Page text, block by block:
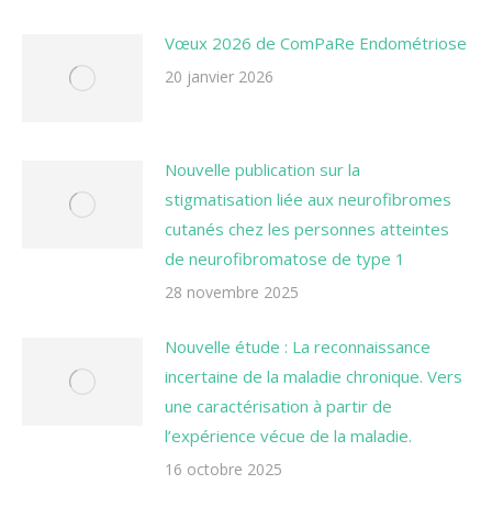
Vœux 2026 de ComPaRe Endométriose
20 janvier 2026
Nouvelle publication sur la
stigmatisation liée aux neurofibromes
cutanés chez les personnes atteintes
de neurofibromatose de type 1
28 novembre 2025
Nouvelle étude : La reconnaissance
incertaine de la maladie chronique. Vers
une caractérisation à partir de
l’expérience vécue de la maladie.
16 octobre 2025